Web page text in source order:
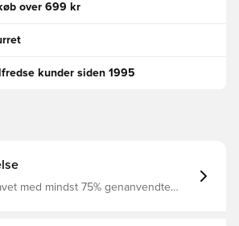
over 699 kr
kunder siden 1995
med mindst 75% genanvendte